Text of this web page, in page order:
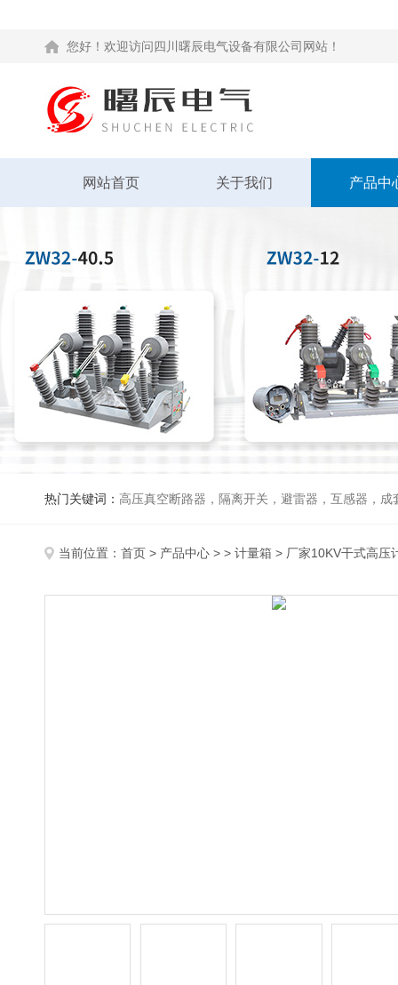
您好！欢迎访问四川曙辰电气设备有限公司网站！
网站首页 关于我们 产品中
热门关键词： 高压真空断路器，隔离开关，避雷器，互感器，成
当前位置： 首页 > 产品中心 > > 计量箱 > 厂家10KV干式高压